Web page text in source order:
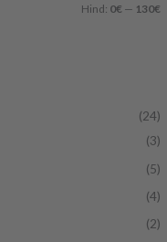
e
h
i
n
e
h
Hind: 0€ — 130€
(24)
(3)
(5)
(4)
(2)